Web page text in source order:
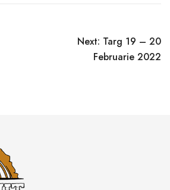
Next: Targ 19 – 20
Februarie 2022